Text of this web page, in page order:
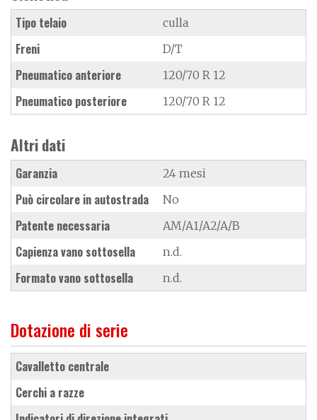
Tipo telaio culla
Freni D/T
Pneumatico anteriore 120/70 R 12
Pneumatico posteriore 120/70 R 12
Altri dati
Garanzia 24 mesi
Può circolare in autostrada No
Patente necessaria AM/A1/A2/A/B
Capienza vano sottosella n.d.
Formato vano sottosella n.d.
Dotazione di serie
cavalletto centrale
cerchi a razze